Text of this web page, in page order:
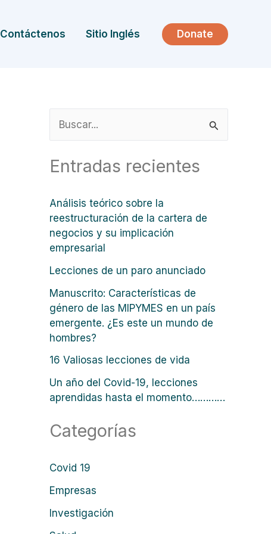
Contáctenos Sitio Inglés Donate
s
a
r
p
o
r
:
Entradas recientes
Análisis teórico sobre la
reestructuración de la cartera de
negocios y su implicación
empresarial
Lecciones de un paro anunciado
Manuscrito: Características de
género de las MIPYMES en un país
emergente. ¿Es este un mundo de
hombres?
16 Valiosas lecciones de vida
Un año del Covid-19, lecciones
aprendidas hasta el momento…………
Categorías
Covid 19
Empresas
Investigación